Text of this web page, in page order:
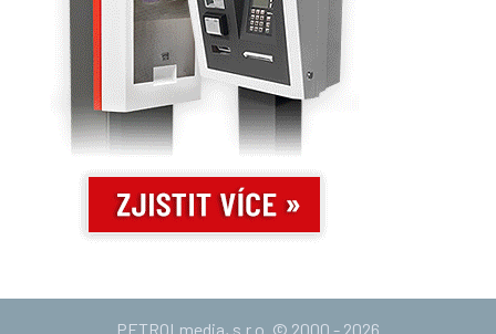
PETROLmedia, s.r.o. © 2000 - 2026